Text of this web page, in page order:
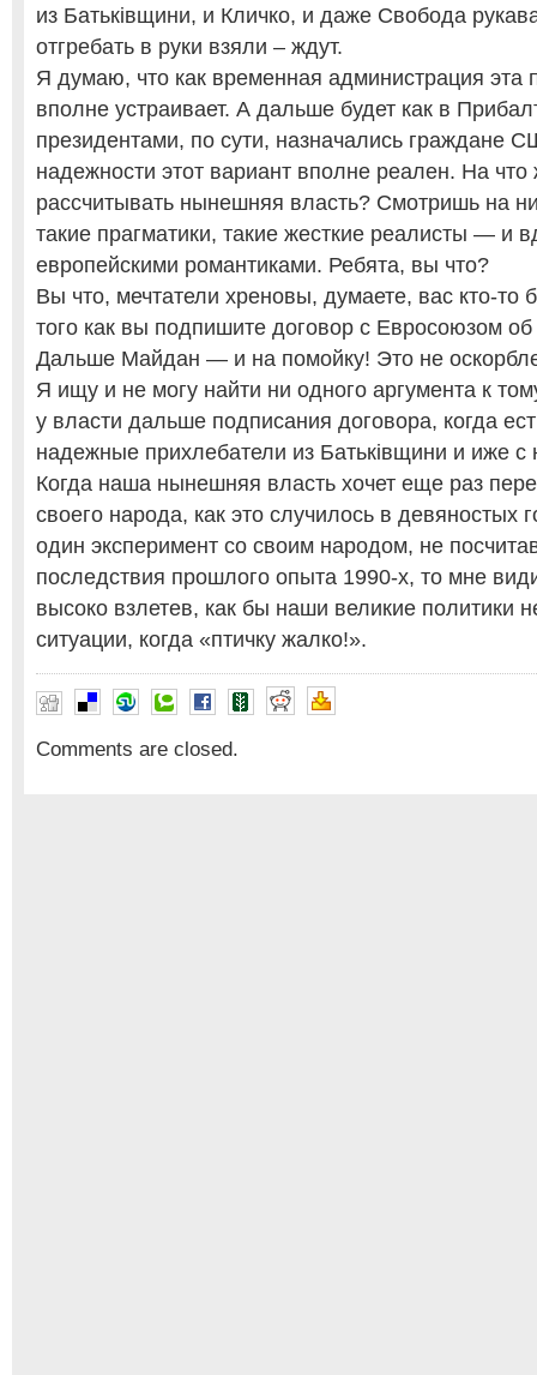
из Батькiвщини, и Кличко, и даже Свобода
отгребать в руки взяли – ждут.
Я думаю, что как временная администрация эта
вполне устраивает. А дальше будет как в
президентами, по сути, назначались граждане
надежности этот вариант вполне реален. На
рассчитывать нынешняя власть? Смотришь на
такие прагматики, такие жесткие реалисты — и
европейскими романтиками. Ребята, вы что?
Вы что, мечтатели хреновы, думаете, вас кто-то
того как вы подпишите договор с Евросоюзом
Дальше Майдан — и на помойку! Это не
Я ищу и не могу найти ни одного аргумента к
у власти дальше подписания договора, когда
надежные прихлебатели из Батькiвщини и иже с
Когда наша нынешняя власть хочет еще раз
своего народа, как это случилось в девяностых
один эксперимент со своим народом, не
последствия прошлого опыта 1990-х, то мне
высоко взлетев, как бы наши великие политики
ситуации, когда «птичку жалко!».
Comments are closed.